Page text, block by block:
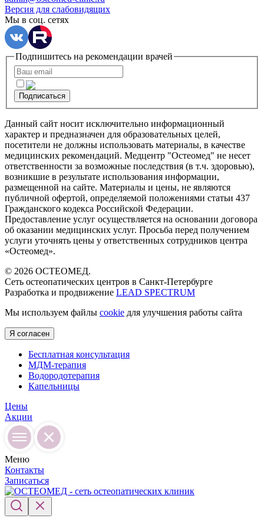
Версия для слабовидящих
Мы в соц. сетях
Подпишитесь на рекомендации врачей
Подписаться
Данный сайт носит исключительно информационный
характер и предназначен для образовательных целей,
посетители не должны использовать материалы, в качестве
медицинских рекомендаций. Медцентр "Остеомед" не несет
ответственности за возможные последствия (в т.ч. здоровью),
возникшие в результате использования информации,
размещенной на сайте. Материалы и цены, не являются
публичной офертой, определяемой положениями статьи 437
Гражданского кодекса Российской Федерации.
Предоставление услуг осуществляется на основании договора
об оказании медицинских услуг. Просьба перед получением
услуги уточнять цены у ответственных сотрудников центра
«Остеомед».
© 2026 ОСТЕОМЕД.
Сеть остеопатических центров в Санкт-Петербурге
Разработка и продвижение LEAD SPECTRUM
Мы используем файлы cookie для улучшения работы сайта
Я согласен
Бесплатная консультация
МДМ-терапия
Водородотерапия
Капельницы
Цены
Акции
Меню
Контакты
Записаться